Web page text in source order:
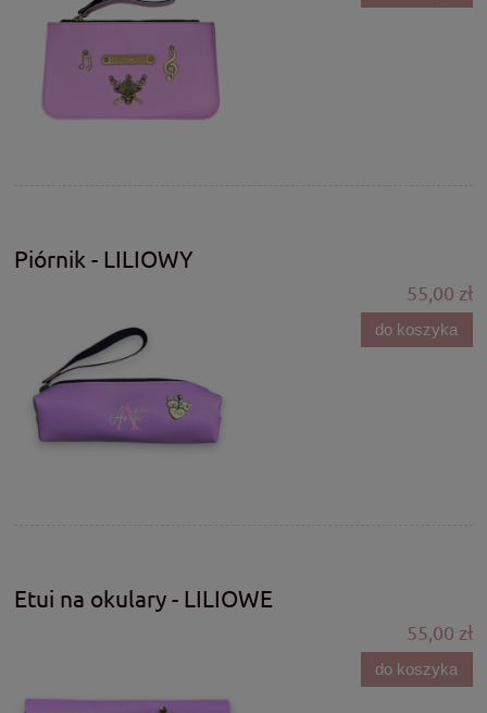
Piórnik - LILIOWY
55,00 zł
do koszyka
Etui na okulary - LILIOWE
55,00 zł
do koszyka